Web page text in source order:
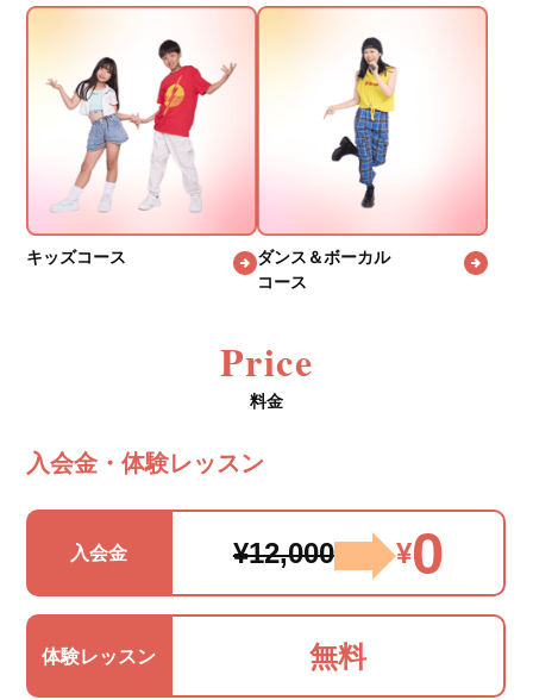
キッズコース
ダンス＆ボーカル
コース
Price
料金
入会金・体験レッスン
入会金 ¥12,000 ¥0
体験レッスン 無料